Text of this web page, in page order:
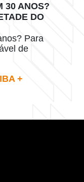
30 ANOS?
DO
Para
de
+